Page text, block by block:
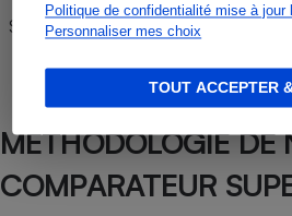
Politique de confidentialité mise à jour
Personnaliser mes choix
TOUT ACCEPTER
SP 98 59,97 €
MÉTHODOLOGIE DE
COMPARATEUR